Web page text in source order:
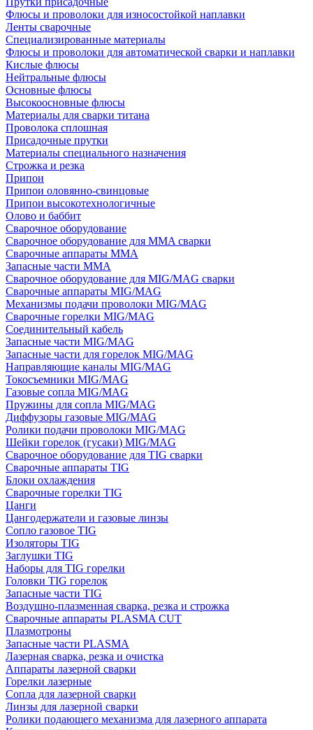
Флюсы и проволоки для износостойкой наплавки
Ленты сварочные
Специализированные материалы
Флюсы и проволоки для автоматической сварки и наплавки
Кислые флюсы
Нейтральные флюсы
Основные флюсы
Высокоосновные флюсы
Материалы для сварки титана
Проволока сплошная
Присадочные прутки
Материалы специального назначения
Строжка и резка
Припои
Припои оловянно-свинцовые
Припои высокотехнологичные
Олово и баббит
Сварочное оборудование
Сварочное оборудование для MMA сварки
Сварочные аппараты MMA
Запасные части MMA
Сварочное оборудование для MIG/MAG сварки
Сварочные аппараты MIG/MAG
Механизмы подачи проволоки MIG/MAG
Сварочные горелки MIG/MAG
Соединительный кабель
Запасные части MIG/MAG
Запасные части для горелок MIG/MAG
Направляющие каналы MIG/MAG
Токосъемники MIG/MAG
Газовые сопла MIG/MAG
Пружины для сопла MIG/MAG
Диффузоры газовые MIG/MAG
Ролики подачи проволоки MIG/MAG
Шейки горелок (гусаки) MIG/MAG
Сварочное оборудование для TIG сварки
Сварочные аппараты TIG
Блоки охлаждения
Сварочные горелки TIG
Цанги
Цангодержатели и газовые линзы
Сопло газовое TIG
Изоляторы TIG
Заглушки TIG
Наборы для TIG горелки
Головки TIG горелок
Запасные части TIG
Воздушно-плазменная сварка, резка и строжка
Сварочные аппараты PLASMA CUT
Плазмотроны
Запасные части PLASMA
Лазерная сварка, резка и очистка
Аппараты лазерной сварки
Горелки лазерные
Сопла для лазерной сварки
Линзы для лазерной сварки
Ролики подающего механизма для лазерного аппарата